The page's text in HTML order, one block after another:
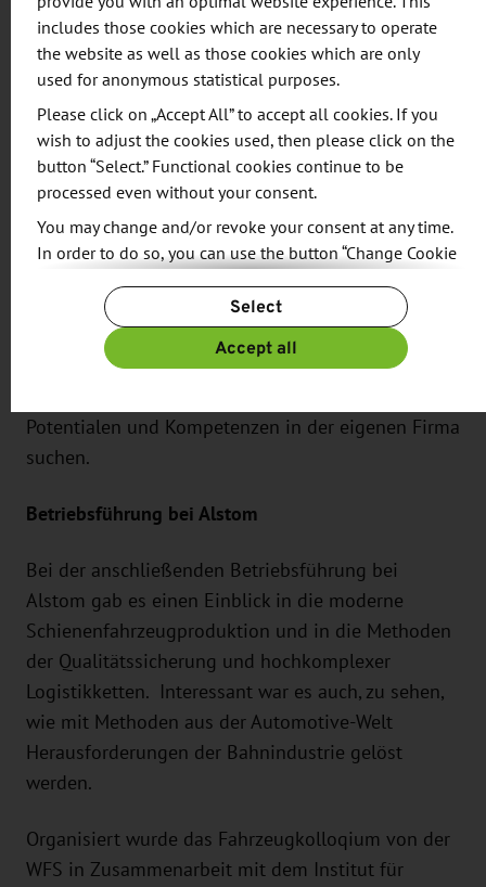
er es auch? Dabei diskutierten die Teilnehmer,
wann sich das rechnet, welche Kompetenzen als
Zulieferer gefragt sind und wie es gelingt, eine
übernehmen.
Zusammenfassend lässt sich sagen, dass die
unterschiedliche Branchen aufeinandertreffen und
diese Potenziale der branchenübergreifenden
Vernetzung noch stärker genutzt werden sollten.
Innenräume werden zum Alleinstellungsmerkmal
für Fahrzeuge und damit immer wichtiger für die
Potentialen und Kompetenzen in der eigenen Firma
suchen.
Betriebsführung bei Alstom
Bei der anschließenden Betriebsführung bei
Alstom gab es einen Einblick in die moderne
Schienenfahrzeugproduktion und in die Methoden
der Qualitätssicherung und hochkomplexer
Logistikketten. Interessant war es auch, zu sehen,
wie mit Methoden aus der Automotive-Welt
Herausforderungen der Bahnindustrie gelöst
werden.
Organisiert wurde das Fahrzeugkolloqium von der
WFS in Zusammenarbeit mit dem Institut für
includes those cookies which are necessary to operate
the website as well as those cookies which are only
used for anonymous statistical purposes.
Please click on „Accept All” to accept all cookies. If you
wish to adjust the cookies used, then please click on the
button “Select.” Functional cookies continue to be
processed even without your consent.
You may change and/or revoke your consent at any time.
In order to do so, you can use the button “Change Cookie
For more information, please see our
Privacy Policy.
Additional information can be found in our
Imprint
Select
Accept all